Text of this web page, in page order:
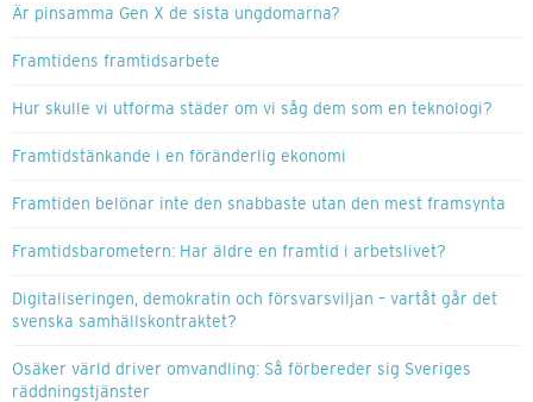
Är pinsamma Gen X de sista ungdomarna?
Framtidens framtidsarbete
Hur skulle vi utforma städer om vi såg dem som en teknologi?
Framtidstänkande i en föränderlig ekonomi
Framtiden belönar inte den snabbaste utan den mest framsynta
Framtidsbarometern: Har äldre en framtid i arbetslivet?
Digitaliseringen, demokratin och försvarsviljan – vartåt går det
svenska samhällskontraktet?
Osäker värld driver omvandling: Så förbereder sig Sveriges
räddningstjänster